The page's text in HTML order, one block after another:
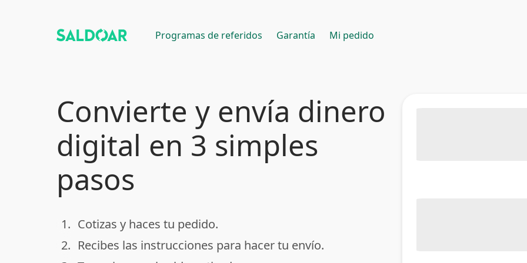
Programas de referidos Garantía Mi pedido
Convierte y envía dinero
digital en 3 simples
pasos
done
1. Cotizas y haces tu pedido.
done
2. Recibes las instrucciones para hacer tu envío.